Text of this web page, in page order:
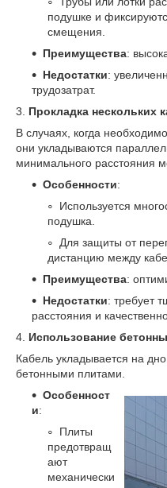
подушке и
смещения.
Преимущества:
Недостатки:
трудозатрат.
3. Прокладка нескольких
В случаях, когда
они укладываются
минимального расстояния
Особенности:
Используется
подушка.
Для защиты от
дистанцию между
Преимущества:
Недостатки: требует
расстояния и
4. Использование
Кабель укладывается на
бетонными плитами.
Особенност
и:
Плиты
предотвращ
ают
механически